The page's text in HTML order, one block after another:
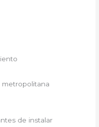
metropolitana
de instalar